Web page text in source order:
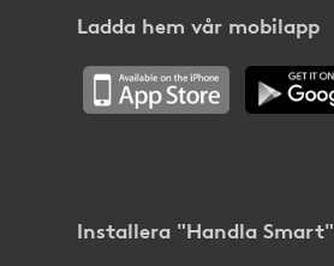
Ladda hem vår mobilapp
Installera "Handla Smart"